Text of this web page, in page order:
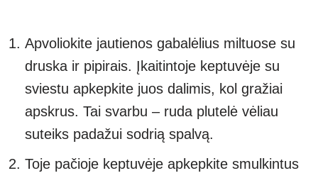
Apvoliokite jautienos gabalėlius miltuose su
druska ir pipirais. Įkaitintoje keptuvėje su
sviestu apkepkite juos dalimis, kol gražiai
apskrus. Tai svarbu – ruda plutelė vėliau
suteiks padažui sodrią spalvą.
Toje pačioje keptuvėje apkepkite smulkintus